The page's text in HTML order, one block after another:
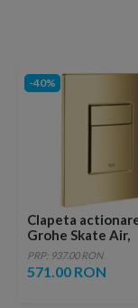
-40%
Clapeta
Grohe Skate Air,
16x19cm, gold
PRP: 937.00 RON
571.00 RON